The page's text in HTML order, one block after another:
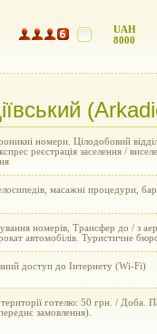
UAH
8000
номери. Цілодобовий
реєстрація заселення /
масажні процедури,
номерів, Трансфер до / з
автомобілів. Туристичне
доступ до Інтернету (Wi-Fi)
готелю: 50 грн. / Доба.
замовлення).